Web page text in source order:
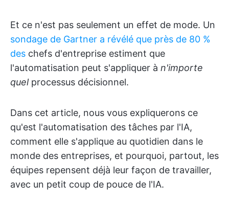
Et ce n'est pas seulement un effet de mode. Un
sondage de Gartner a révélé que près de 80 %
des chefs d'entreprise estiment que
l'automatisation peut s'appliquer à n'importe
quelprocessus décisionnel.
Dans cet article, nous vous expliquerons ce
qu'est l'automatisation des tâches par l'IA,
comment elle s'applique au quotidien dans le
monde des entreprises, et pourquoi, partout, les
équipes repensent déjà leur façon de travailler,
avec un petit coup de pouce de l'IA.